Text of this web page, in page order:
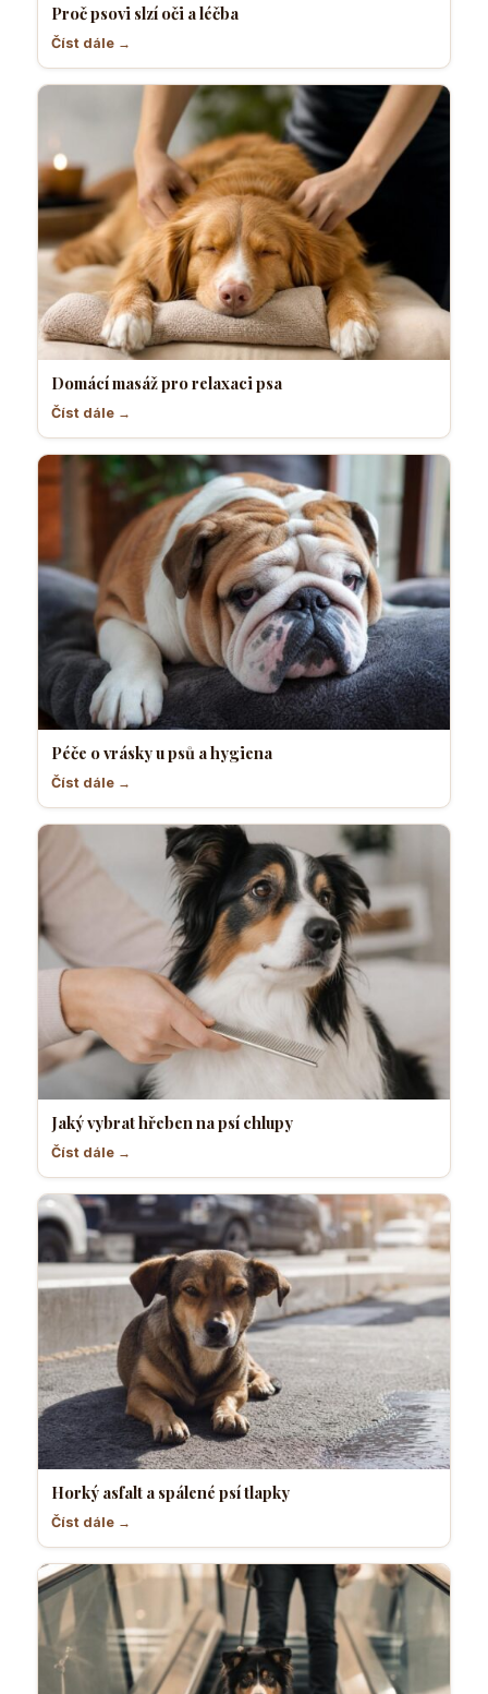
Proč psovi slzí oči a léčba
Číst dále →
Domácí masáž pro relaxaci psa
Číst dále →
Péče o vrásky u psů a hygiena
Číst dále →
Jaký vybrat hřeben na psí chlupy
Číst dále →
Horký asfalt a spálené psí tlapky
Číst dále →